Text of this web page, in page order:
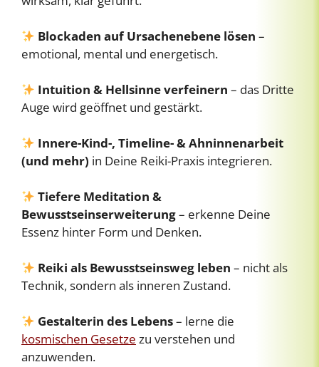
Blockaden auf Ursachenebene lösen –
emotional, mental und energetisch.
Intuition & Hellsinne verfeinern – das Dritte
Auge wird geöffnet und gestärkt.
Innere-Kind-, Timeline- & Ahninnenarbeit
(und mehr) in Deine Reiki-Praxis integrieren.
Tiefere Meditation &
Bewusstseinserweiterung– erkenne Deine
Essenz hinter Form und Denken.
Reiki als Bewusstseinsweg leben – nicht als
Technik, sondern als inneren Zustand.
Gestalterin des Lebens– lerne die
kosmischen Gesetze zu verstehen und
anzuwenden.